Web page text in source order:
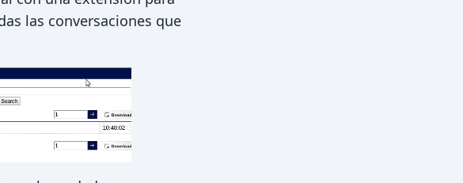
las conversaciones que